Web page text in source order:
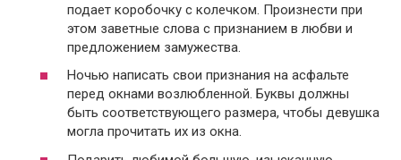
подает коробочку с колечком. Произнести при
этом заветные слова с признанием в любви и
предложением замужества.
Ночью написать свои признания на асфальте
перед окнами возлюбленной. Буквы должны
быть соответствующего размера, чтобы девушка
могла прочитать их из окна.